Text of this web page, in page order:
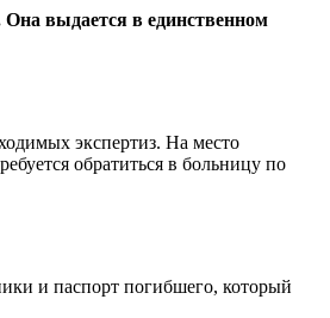
Она выдается в единственном
экспертиз. На место
обратиться в больницу по
и паспорт погибшего, который